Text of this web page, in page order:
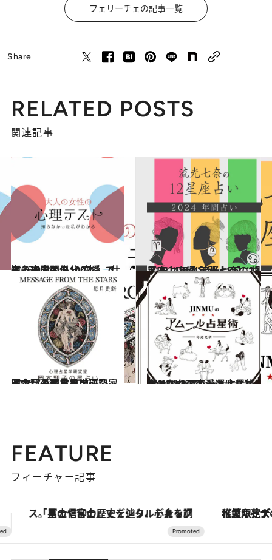
フェリーチェの記事一覧
Share
RELATED POSTS
関連記事
2025.9.28
【心理テスト100本】で知る本当の自分 恋愛、仕事、人間関係…
占い 2023.12.16
【2024年の年間占い】“視える占い師”流光七奈の12星座占い
占い
2026.7.31
【今月のあなたの運勢は？】心理占星学研究家 岡本翔子の星占い
占い 2024.6.15
【あなたの恋愛運は？】JINMUのアムール占星術 愛とエロスのジンムリズム
占い
FEATURE
フィーチャー記事
【夏限定ディナーコース】旬を迎える稚鮎や花ズッキーニなどをイタリア・トスカーナの郷土料理の手法で満喫！